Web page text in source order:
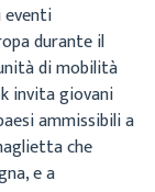
eventi
durante il
di mobilità
invita giovani
ammissibili a
che
e a